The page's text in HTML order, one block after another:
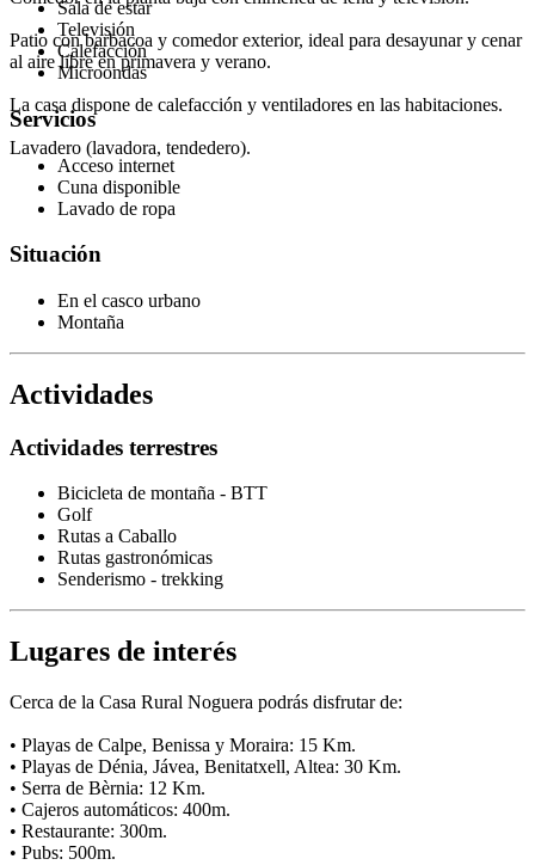
Patio con barbacoa y comedor exterior, ideal para desayunar y cenar
al aire libre en primavera y verano.
La casa dispone de calefacción y ventiladores en las habitaciones.
Lavadero (lavadora, tendedero).
Sala de estar
Televisión
Calefacción
Microondas
Servicios
Acceso internet
Cuna disponible
Lavado de ropa
Situación
En el casco urbano
Montaña
Actividades
Actividades terrestres
Bicicleta de montaña - BTT
Golf
Rutas a Caballo
Rutas gastronómicas
Senderismo - trekking
Lugares de interés
Cerca de la Casa Rural Noguera podrás disfrutar de:
• Playas de Calpe, Benissa y Moraira: 15 Km.
• Playas de Dénia, Jávea, Benitatxell, Altea: 30 Km.
• Serra de Bèrnia: 12 Km.
• Cajeros automáticos: 400m.
• Restaurante: 300m.
• Pubs: 500m.